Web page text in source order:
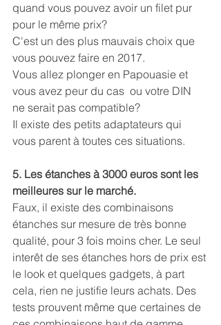
quand vous pouvez avoir un filet pur
pour le même prix?
C'est un des plus mauvais choix que
vous pouvez faire en 2017.
Vous allez plonger en Papouasie et
vous avez peur du cas  ou votre DIN
ne serait pas compatible?
Il existe des petits adaptateurs qui
vous parent à toutes ces situations.
5. Les étanches à 3000 euros sont les
meilleures sur le marché.
Faux, il existe des combinaisons
étanches sur mesure de très bonne
qualité, pour 3 fois moins cher. Le seul
interêt de ses étanches hors de prix est
le look et quelques gadgets, à part
cela, rien ne justifie leurs achats. Des
tests prouvent même que certaines de